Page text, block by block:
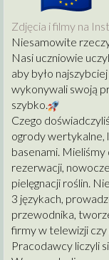
Zdjęcia i filmy na
Niesamowite
Nasi uczniowie
aby było
wykonywali swoją
szybko.
Czego
ogrody wertykalne,
basenami.
rezerwacji,
pielęgnacji roślin.
3 językach,
przewodnika,
firmy w telewizji
Pracodawcy liczyli